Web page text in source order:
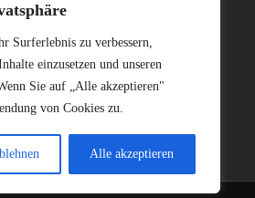
Surferlebnis zu verbessern,
einzusetzen und unseren
Sie auf „Alle akzeptieren"
von Cookies zu.
Alle akzeptieren
und -ausschuss Turnen gewählt
2026